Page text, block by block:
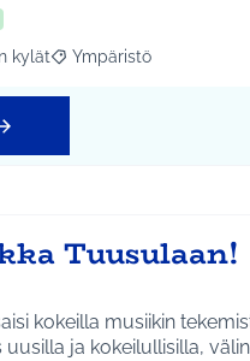
mukaan: Etelä-Tuusulan
kylät Rajaa tulokset teeman
Ympäristö
Tuusulaan!
kokeilla musiikin
ja kokeilullisilla,